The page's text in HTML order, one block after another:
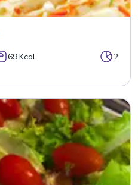
69 Kcal 2